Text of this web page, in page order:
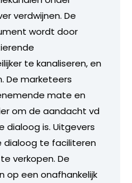
verdwijnen. De
wordt door
te kanaliseren, en
De marketeers
mate en
om de aandacht vd
dialoog is. Uitgevers
dialoog te faciliteren
verkopen. De
op een onafhankelijk